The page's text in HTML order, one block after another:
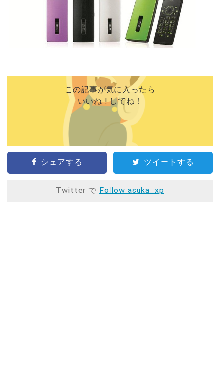
この記事が気に入ったら
いいね ! してね！
シェアする ツイートする
Twitter で Follow asuka_xp